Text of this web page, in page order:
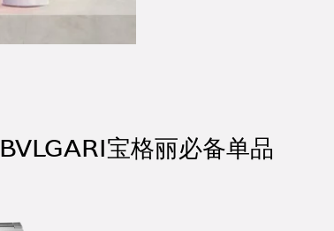
BVLGARI宝格丽必备单品